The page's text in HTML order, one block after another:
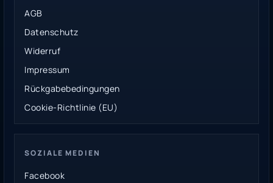
AGB
Datenschutz
Widerruf
Impressum
Rückgabebedingungen
Cookie-Richtlinie (EU)
SOZIALE MEDIEN
Facebook